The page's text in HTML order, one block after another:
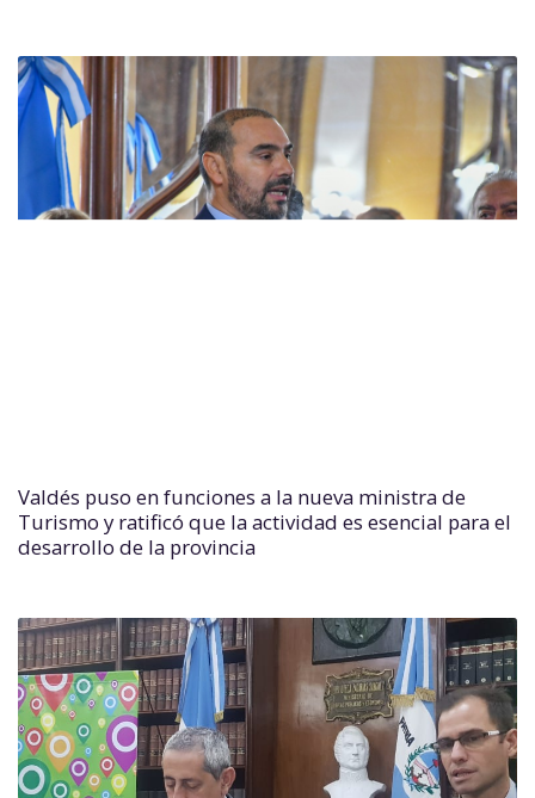
Valdés puso en funciones a la nueva ministra de
Turismo y ratificó que la actividad es esencial para el
desarrollo de la provincia